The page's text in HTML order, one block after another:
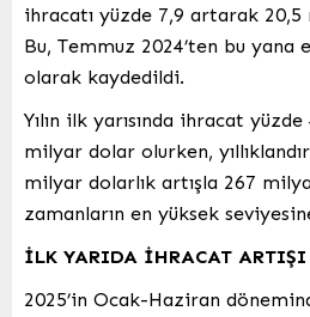
ihracatı yüzde 7,9 artarak 20,5
Bu, Temmuz 2024’ten bu yana
olarak kaydedildi.
Yılın ilk yarısında ihracat
milyar dolar olurken,
milyar dolarlık artışla 267
zamanların en yüksek
İLK YARIDA İHRACAT ARTIŞI
2025’in Ocak-Haziran